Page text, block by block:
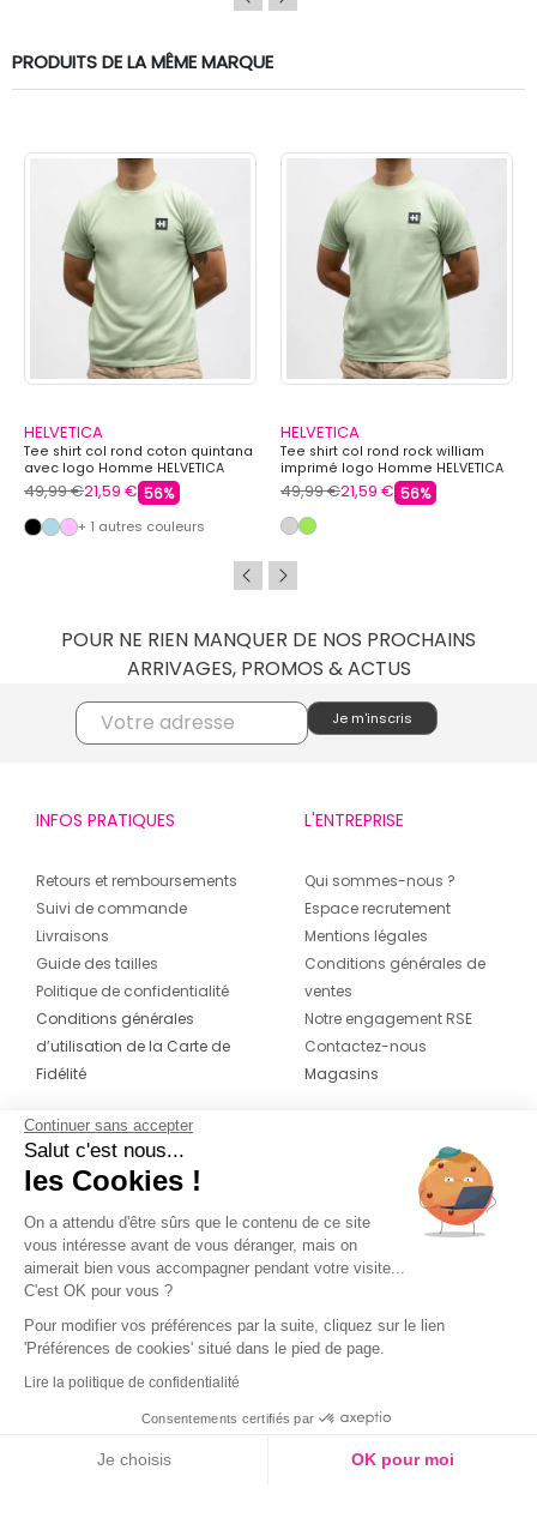
PRODUITS DE LA MÊME MARQUE
HELVETICA
Tee shirt col rond coton quintana
avec logo Homme HELVETICA
49,99 €21,59 € 56%
+ 1 autres couleurs
HELVETICA
Tee shirt col rond rock william
imprimé logo Homme HELVETICA
49,99 €21,59 € 56%
POUR NE RIEN MANQUER DE NOS PROCHAINS
ARRIVAGES, PROMOS & ACTUS
INFOS PRATIQUES
Retours et remboursements
Suivi de commande
Livraisons
Guide des tailles
Politique de confidentialité
Conditions générales
d’utilisation de la Carte de
Fidélité
L'ENTREPRISE
Qui sommes-nous ?
Espace recrutement
Mentions légales
Conditions générales de
ventes
Notre engagement RSE
Contactez-nous
Magasins
CONTACT
04 42 20 78 42
Du lundi au jeudi de 8h30 à 16h30 & le
vendredi de 8h30 à 15h30
Continuer sans accepter
Salut c'est nous...
les Cookies !
On a attendu d'être sûrs que le contenu de ce site
vous intéresse avant de vous déranger, mais on
aimerait bien vous accompagner pendant votre visite...
C'est OK pour vous ?
Pour modifier vos préférences par la suite, cliquez sur le lien
'Préférences de cookies' situé dans le pied de page.
Lire la politique de confidentialité
Consentements certifiés par
Je choisis OK pour moi